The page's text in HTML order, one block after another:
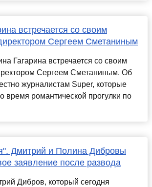
встречается со своим
Сергеем Сметаниным
Гагарина встречается со своим
Сергеем Сметаниным. Об
журналистам Super, которые
время романтической прогулки по
Дмитрий и Полина Дибровы
заявление после развода
Дибров, который сегодня